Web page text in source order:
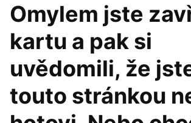
Omylem jste
kartu a pak si
uvědomili, že
touto stránkou